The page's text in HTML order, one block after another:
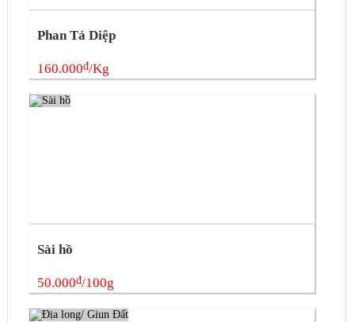
Phan Tả Diệp
160.000đ/Kg
Sài hồ
50.000đ/100g